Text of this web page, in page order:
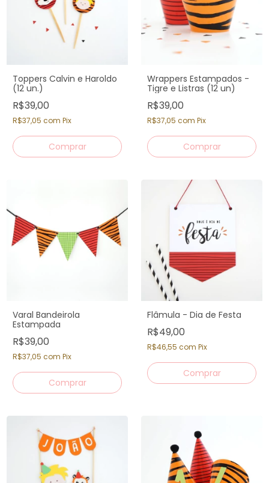
Toppers Calvin e Haroldo
(12 un.)
R$39,00
R$37,05 com Pix
Wrappers Estampados -
Tigre e Listras (12 un)
R$39,00
R$37,05 com Pix
Varal Bandeirola
Estampada
R$39,00
R$37,05 com Pix
Flâmula - Dia de Festa
R$49,00
R$46,55 com Pix